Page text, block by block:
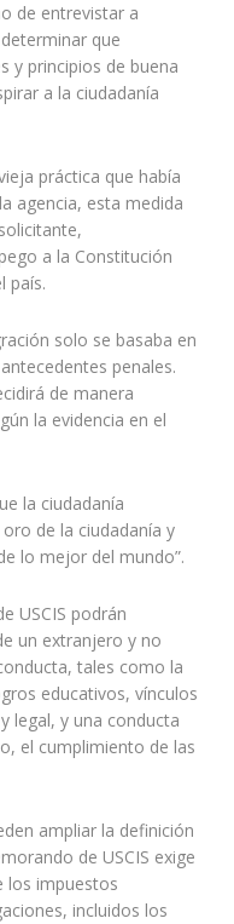
de entrevistar a
que
y principios de buena
a la ciudadanía
práctica que había
agencia, esta medida
a la Constitución
país.
solo se basaba en
penales.
de manera
la evidencia en el
la ciudadanía
de la ciudadanía y
lo mejor del mundo”.
USCIS podrán
un extranjero y no
tales como la
educativos, vínculos
legal, y una conducta
el cumplimiento de las
ampliar la definición
de USCIS exige
los impuestos
incluidos los